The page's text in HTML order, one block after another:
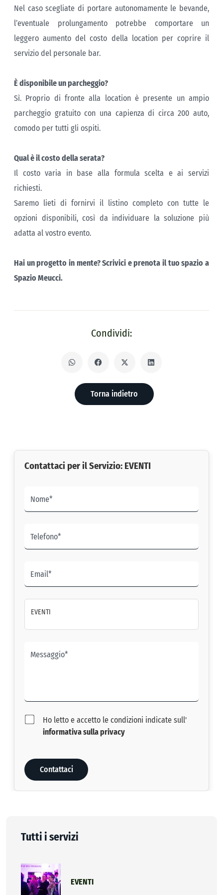
Tutti i servizi
EVENTI
Nel caso scegliate di portare autonomamente le bevande,
l’eventuale prolungamento potrebbe comportare un
leggero aumento del costo della location per coprire il
servizio del personale bar.
È disponibile un parcheggio?
Sì. Proprio di fronte alla location è presente un ampio
parcheggio gratuito con una capienza di circa 200 auto,
comodo per tutti gli ospiti.
Qual è il costo della serata?
Il costo varia in base alla formula scelta e ai servizi
richiesti.
Saremo lieti di fornirvi il listino completo con tutte le
opzioni disponibili, così da individuare la soluzione più
adatta al vostro evento.
Hai un progetto in mente? Scrivici e prenota il tuo spazio a
Spazio Meucci.
Condividi:
Contattaci per il Servizio: EVENTI
Ho letto e accetto le condizioni indicate sull'
informativa sulla privacy